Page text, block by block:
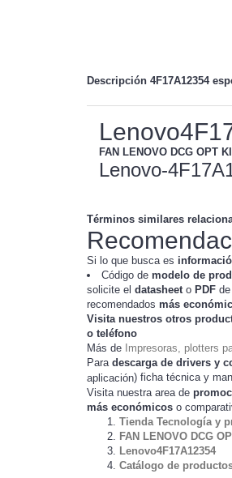
Descripción 4F17A12354
FAN LENOVO DCG OPT
Lenovo-
Términos similares
Si lo que busca es
Código de modelo de
solicite el datasheeto PDF de
recomendados más
Visita nuestros otros
o teléfono
Más de Impresoras, plotters
Para descarga de drivers y
aplicación) ficha técnica y
Visita nuestra area de
más económicos o
Tienda Tecnología y
FAN LENOVO DCG
Lenovo4F17A12354
Catálogo de